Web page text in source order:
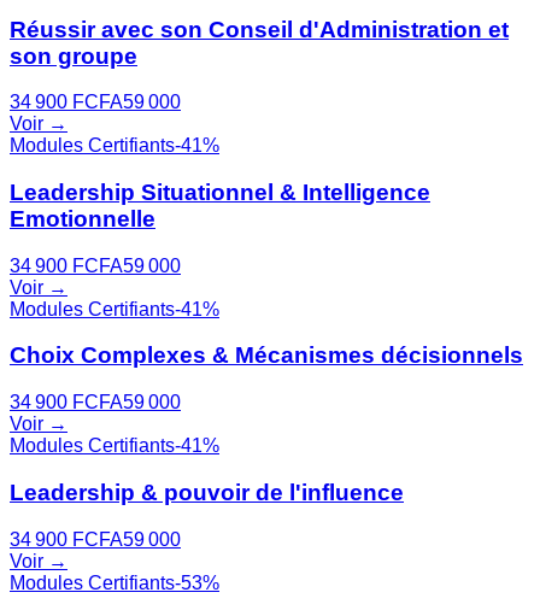
Réussir avec son Conseil d'Administration et
son groupe
34 900 FCFA59 000
Voir →
Modules Certifiants-41%
Leadership Situationnel & Intelligence
Emotionnelle
34 900 FCFA59 000
Voir →
Modules Certifiants-41%
Choix Complexes & Mécanismes décisionnels
34 900 FCFA59 000
Voir →
Modules Certifiants-41%
Leadership & pouvoir de l'influence
34 900 FCFA59 000
Voir →
Modules Certifiants-53%